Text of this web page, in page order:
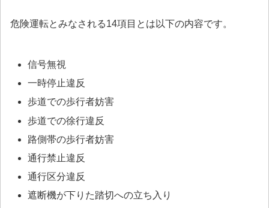
危険運転とみなされる14項目とは以下の内容です。
信号無視
一時停止違反
歩道での歩行者妨害
歩道での徐行違反
路側帯の歩行者妨害
通行禁止違反
通行区分違反
遮断機が下りた踏切への立ち入り